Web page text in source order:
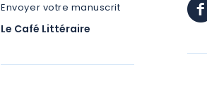
Envoyer votre manuscrit
Le Café Littéraire